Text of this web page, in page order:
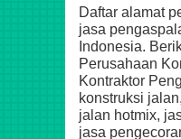
Daftar alamat
jasa
Indonesia.
Perusahaan
Kontraktor
konstruksi
jalan hotmix,
jasa